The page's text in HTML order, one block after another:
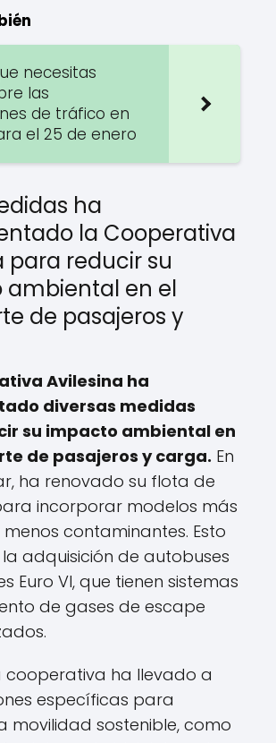
necesitas
las
de tráfico en
el 25 de enero
ha
la Cooperativa
para reducir su
en el
de pasajeros y
Avilesina ha
diversas medidas
su impacto ambiental en
de pasajeros y carga. En
ha renovado su flota de
incorporar modelos más
contaminantes. Esto
adquisición de autobuses
Euro VI, que tienen sistemas
de gases de escape
cooperativa ha llevado a
específicas para
movilidad sostenible, como